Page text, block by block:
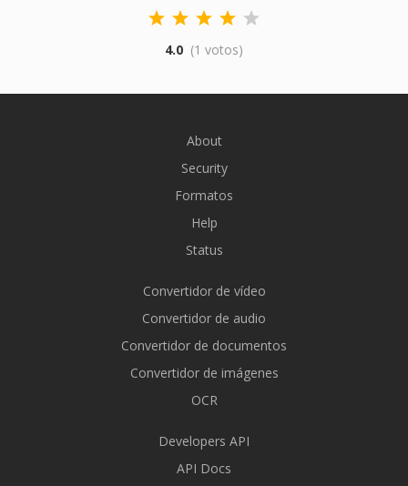
4.0 (1 votos)
About
Security
Formatos
Help
Status
Convertidor de vídeo
Convertidor de audio
Convertidor de documentos
Convertidor de imágenes
OCR
Developers API
API Docs